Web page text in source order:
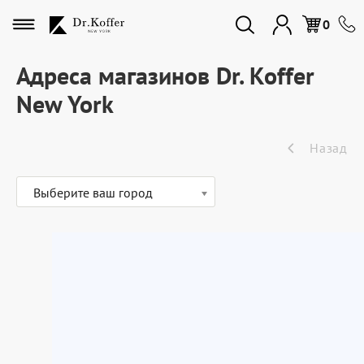
0
Избранное
Дорожная коллекция
Женская коллекция
Адреса магазинов Dr. Koffer
New York
Назад
Выберите ваш город